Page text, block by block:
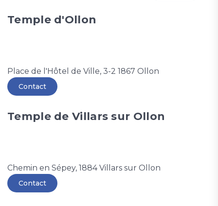
Temple d'Ollon
Place de l'Hôtel de Ville, 3-2 1867 Ollon
Contact
Temple de Villars sur Ollon
Chemin en Sépey, 1884 Villars sur Ollon
Contact